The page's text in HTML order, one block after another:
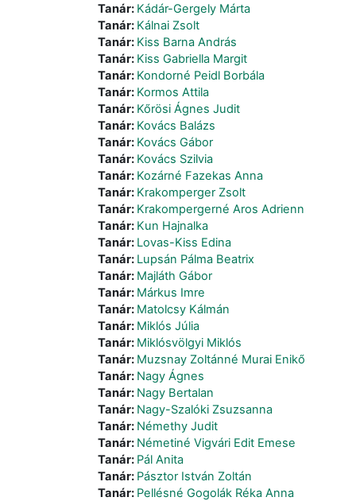
Tanár: Kádár-Gergely Márta
Tanár: Kálnai Zsolt
Tanár: Kiss Barna András
Tanár: Kiss Gabriella Margit
Tanár: Kondorné Peidl Borbála
Tanár: Kormos Attila
Tanár: Kőrösi Ágnes Judit
Tanár: Kovács Balázs
Tanár: Kovács Gábor
Tanár: Kovács Szilvia
Tanár: Kozárné Fazekas Anna
Tanár: Krakomperger Zsolt
Tanár: Krakompergerné Aros Adrienn
Tanár: Kun Hajnalka
Tanár: Lovas-Kiss Edina
Tanár: Lupsán Pálma Beatrix
Tanár: Majláth Gábor
Tanár: Márkus Imre
Tanár: Matolcsy Kálmán
Tanár: Miklós Júlia
Tanár: Miklósvölgyi Miklós
Tanár: Muzsnay Zoltánné Murai Enikő
Tanár: Nagy Ágnes
Tanár: Nagy Bertalan
Tanár: Nagy-Szalóki Zsuzsanna
Tanár: Némethy Judit
Tanár: Németiné Vigvári Edit Emese
Tanár: Pál Anita
Tanár: Pásztor István Zoltán
Tanár: Pellésné Gogolák Réka Anna